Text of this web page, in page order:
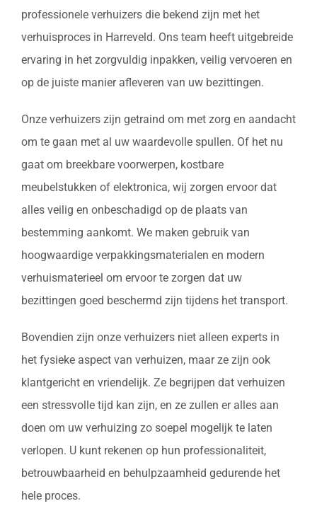
professionele verhuizers die bekend zijn met het
verhuisproces in Harreveld. Ons team heeft uitgebreide
ervaring in het zorgvuldig inpakken, veilig vervoeren en
op de juiste manier afleveren van uw bezittingen.
Onze verhuizers zijn getraind om met zorg en aandacht
om te gaan met al uw waardevolle spullen. Of het nu
gaat om breekbare voorwerpen, kostbare
meubelstukken of elektronica, wij zorgen ervoor dat
alles veilig en onbeschadigd op de plaats van
bestemming aankomt. We maken gebruik van
hoogwaardige verpakkingsmaterialen en modern
verhuismaterieel om ervoor te zorgen dat uw
bezittingen goed beschermd zijn tijdens het transport.
Bovendien zijn onze verhuizers niet alleen experts in
het fysieke aspect van verhuizen, maar ze zijn ook
klantgericht en vriendelijk. Ze begrijpen dat verhuizen
een stressvolle tijd kan zijn, en ze zullen er alles aan
doen om uw verhuizing zo soepel mogelijk te laten
verlopen. U kunt rekenen op hun professionaliteit,
betrouwbaarheid en behulpzaamheid gedurende het
hele proces.